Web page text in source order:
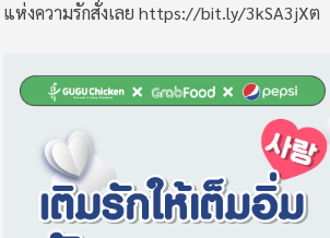
แห่งความรักสั่งเลย https://bit.ly/3kSA3jXต